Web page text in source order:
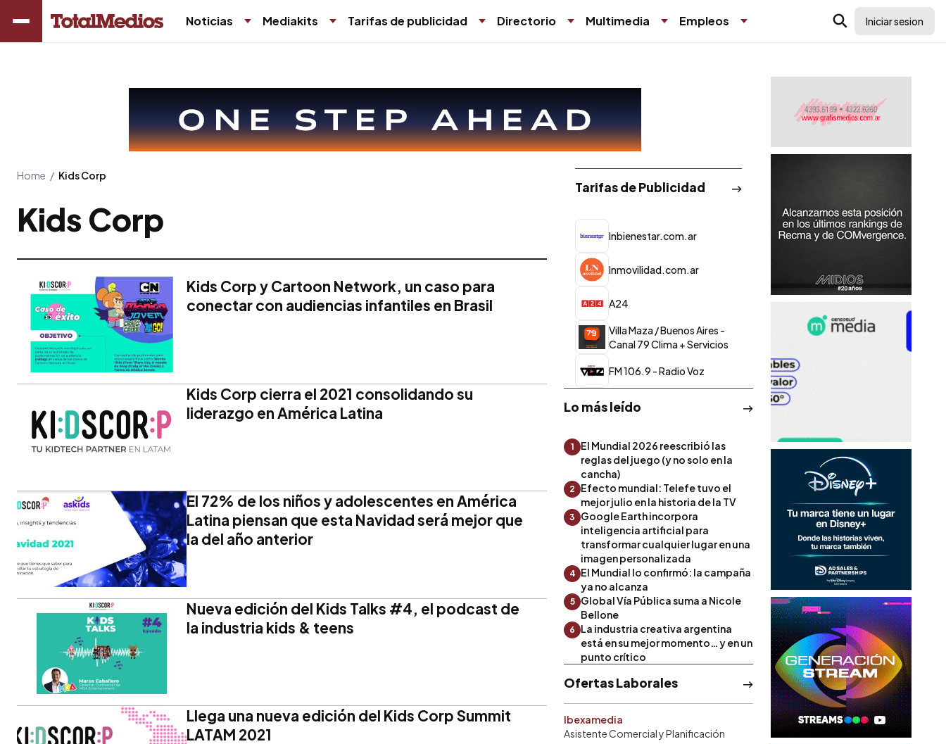
Noticias Mediakits Tarifas de publicidad Directorio Multimedia Empleos Iniciar sesion
Home / Kids Corp
Kids Corp
Kids Corp y Cartoon Network, un caso para
conectar con audiencias infantiles en Brasil
Kids Corp cierra el 2021 consolidando su
liderazgo en América Latina
El 72% de los niños y adolescentes en América
Latina piensan que esta Navidad será mejor que
la del año anterior
Nueva edición del Kids Talks #4, el podcast de
la industria kids & teens
Llega una nueva edición del Kids Corp Summit
LATAM 2021
Tarifas de Publicidad
lnbienestar.com.ar
lnmovilidad.com.ar
A24
Villa Maza / Buenos Aires -
Canal 79 Clima + Servicios
FM 106.9 - Radio Voz
Lo más leído
1
El Mundial 2026 reescribió las
reglas del juego (y no solo en la
cancha)
2
Efecto mundial: Telefe tuvo el
mejor julio en la historia de la TV
3
Google Earth incorpora
inteligencia artificial para
transformar cualquier lugar en una
imagen personalizada
4 El Mundial lo confirmó: la campaña
ya no alcanza
5
Global Vía Pública suma a Nicole
Bellone
6
La industria creativa argentina
está en su mejor momento… y en un
punto crítico
Ofertas Laborales
Ibexamedia
Asistente Comercial y Planificación